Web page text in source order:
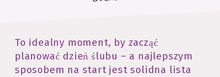
To idealny moment, by zacząć
planować dzień ślubu – a najlepszym
sposobem na start jest solidna lista